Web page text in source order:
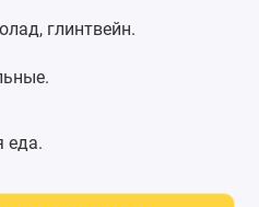
глинтвейн.
еда.